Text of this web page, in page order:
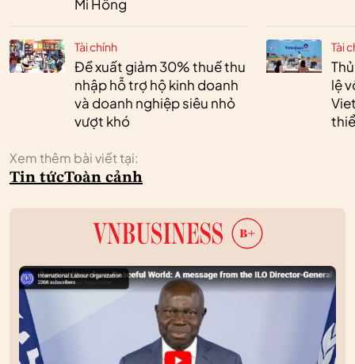
Mi Hồng
Tài chính
Đề xuất giảm 30% thuế thu
nhập hỗ trợ hộ kinh doanh
và doanh nghiệp siêu nhỏ
vượt khó
Tài
lệ
Xem thêm bài viết tại:
Tin tứcToàn cảnh